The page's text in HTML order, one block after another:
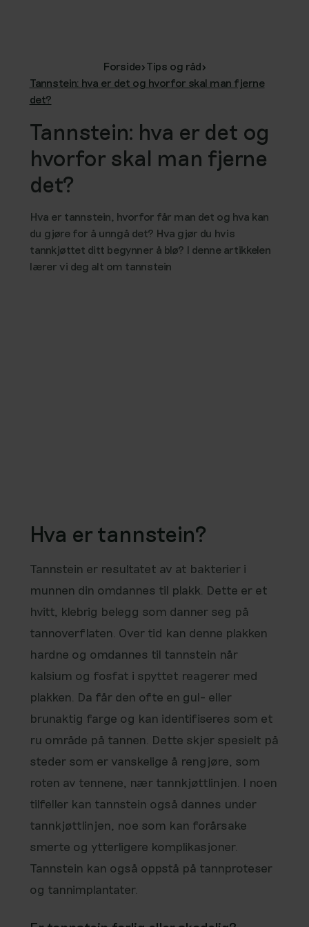
Forside>Tips og råd>
Tannstein: hva er det og hvorfor skal man fjerne
det?
Tannstein: hva er det og
hvorfor skal man fjerne
det?
Hva er tannstein, hvorfor får man det og hva kan
du gjøre for å unngå det? Hva gjør du hvis
tannkjøttet ditt begynner å blø? I denne artikkelen
lærer vi deg alt om tannstein
Hva er tannstein?
Tannstein er resultatet av at bakterier i
munnen din omdannes til plakk. Dette er et
hvitt, klebrig belegg som danner seg på
tannoverflaten. Over tid kan denne plakken
hardne og omdannes til tannstein når
kalsium og fosfat i spyttet reagerer med
plakken. Da får den ofte en gul- eller
brunaktig farge og kan identifiseres som et
ru område på tannen. Dette skjer spesielt på
steder som er vanskelige å rengjøre, som
roten av tennene, nær tannkjøttlinjen. I noen
tilfeller kan tannstein også dannes under
tannkjøttlinjen, noe som kan forårsake
smerte og ytterligere komplikasjoner.
Tannstein kan også oppstå på tannproteser
og tannimplantater.